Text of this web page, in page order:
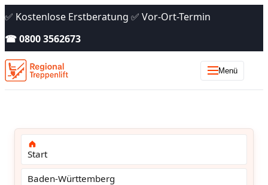
✅ Kostenlose Erstberatung ✅ Vor-Ort-Termin
☎ 0800 3562673
Menü
Start
Baden-Württemberg